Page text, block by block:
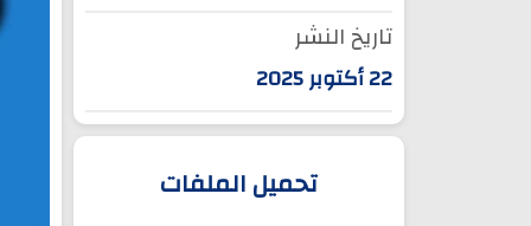
تاريخ النشر
22 أكتوبر 2025
تحميل الملفات